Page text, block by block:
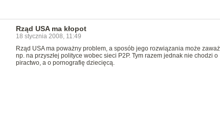
Rząd USA ma kłopot
18 stycznia 2008, 11:49
Rząd USA ma poważny problem, a sposób jego rozwiązania może
np. na przyszłej polityce wobec sieci P2P. Tym razem jednak nie chodzi o
piractwo, a o pornografię dziecięcą.